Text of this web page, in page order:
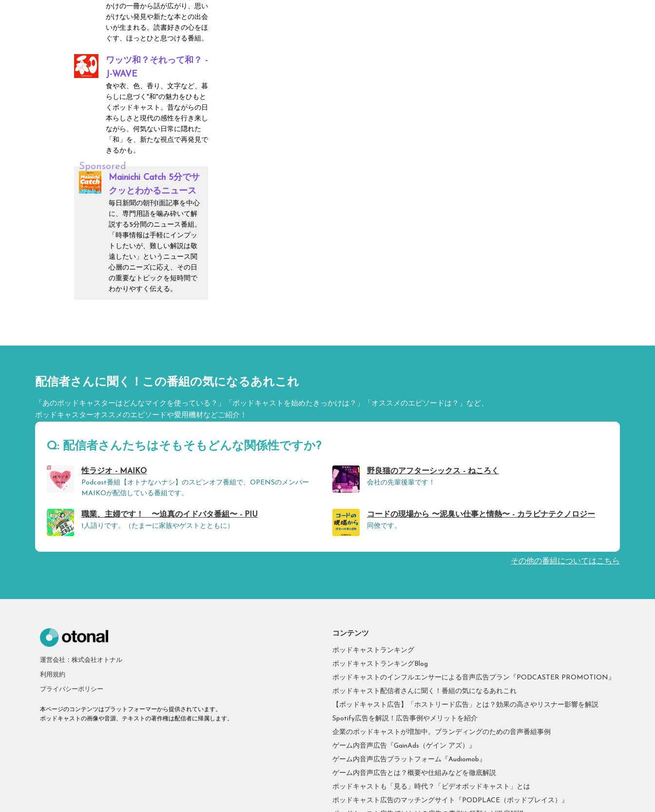
かけの一冊から話が広がり、思い
がけない発見や新たな本との出会
いが生まれる。読書好きの心をほ
ぐす、ほっとひと息つける番組。
ワッツ和？それって和？ -
J-WAVE
食や衣、色、香り、文字など、暮
らしに息づく"和"の魅力をひもと
くポッドキャスト。昔ながらの日
本らしさと現代の感性を行き来し
ながら、何気ない日常に隠れた
「和」を、新たな視点で再発見で
きるかも。
Sponsored
Mainichi Catch 5分でサ
クッとわかるニュース
毎日新聞の朝刊1面記事を中心
に、専門用語を噛み砕いて解
説する5分間のニュース番組。
「時事情報は手軽にインプッ
トしたいが、難しい解説は敬
遠したい」というニュース関
心層のニーズに応え、その日
の重要なトピックを短時間で
わかりやすく伝える。
配信者さんに聞く！ この番組の気になるあれこれ
「あのポッドキャスターはどんなマイクを使っている？」「ポッドキャストを始めたきっかけは？」「オススメのエピソードは？」など、
ポッドキャスターオススメのエピソードや愛用機材などご紹介！
Q: 配信者さんたちはそもそもどんな関係性ですか?
性ラジオ - MAIKO
Podcast番組【オトナなハナシ】のスピンオフ番組で、OPENSのメンバー
MAIKOが配信している番組です。
野良猫のアフターシックス - ねころく
会社の先輩後輩です！
職業、主婦です！ 〜迫真のイドバタ番組〜 - PIU
1人語りです。（たまーに家族やゲストとともに）
コードの現場から 〜泥臭い仕事と情熱〜 - カラビナテクノロジー
同僚です。
その他の番組についてはこちら
運営会社：株式会社オトナル
利用規約
プライバシーポリシー
本ページのコンテンツはプラットフォーマーから提供されています。
ポッドキャストの画像や音源、テキストの著作権は配信者に帰属します。
コンテンツ
ポッドキャストランキング
ポッドキャストランキングBlog
ポッドキャストのインフルエンサーによる音声広告プラン『PODCASTER PROMOTION』
ポッドキャスト配信者さんに聞く！番組の気になるあれこれ
【ポッドキャスト広告】「ホストリード広告」とは？効果の高さやリスナー影響を解説
Spotify広告を解説！広告事例やメリットを紹介
企業のポッドキャストが増加中。ブランディングのための音声番組事例
ゲーム内音声広告『GainAds（ゲイン アズ）』
ゲーム内音声広告プラットフォーム『Audiomob』
ゲーム内音声広告とは？概要や仕組みなどを徹底解説
ポッドキャストも「見る」時代？「ビデオポッドキャスト」とは
ポッドキャスト広告のマッチングサイト『PODPLACE（ポッドプレイス）』